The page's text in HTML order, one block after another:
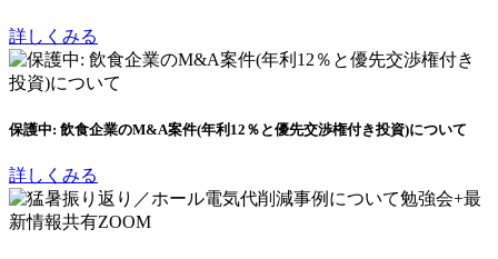
詳しくみる
保護中: 飲食企業のM&A案件(年利12％と優先交渉権付き投資)について
詳しくみる